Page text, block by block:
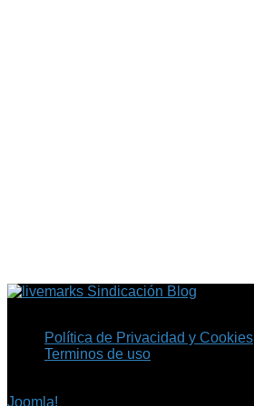
Sindicación Blog
Política de Privacidad y Cookies
Terminos de uso
Joomla!